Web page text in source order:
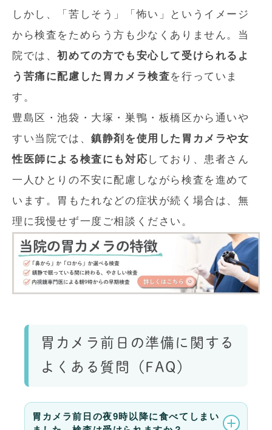
しかし、「苦しそう」「怖い」というイメージ
から検査をためらう方も少なくありません。当
院では、初めての方でも安心して受けられるよ
う苦痛に配慮した胃カメラ検査を行っていま
す。
豊島区・池袋・大塚・巣鴨・板橋区から通いや
すい当院では、鎮静剤を使用した胃カメラや女
性医師による検査にも対応 しており、患者さん
一人ひとりの不安に配慮しながら検査を進めて
います。胃もたれなどの症状が続く場合は、無
理に我慢せず一度ご相談ください。
胃カメラ前日の準備に関する
よくある質問（FAQ）
胃カメラ前日の夜9時以降に食べてしまい